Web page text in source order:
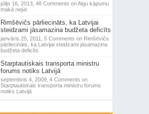
jūlijs 16, 2013, 48 Comments on Algu kāpumu
makā nejūt
Rimšēvičs pārliecināts, ka Latvijai
steidzami jāsamazina budžeta deficīts
janvāris 25, 2011, 5 Comments on Rimšēvičs
pārliecināts, ka Latvijai steidzami jāsamazina
budžeta deficīts
Starptautiskais transporta ministru
forums notiks Latvijā
septembris 4, 2009, 4 Comments on
Starptautiskais transporta ministru forums
notiks Latvijā